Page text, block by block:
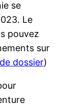
se
Le
pouvez
sur
dossier)